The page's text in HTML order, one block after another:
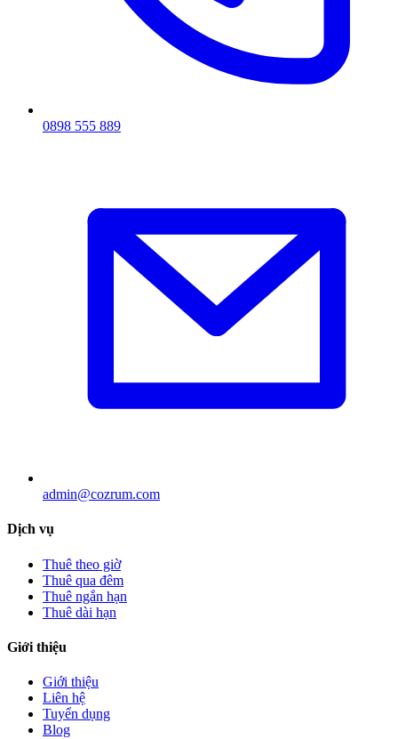
0898 555 889
admin@cozrum.com
Dịch vụ
Thuê theo giờ
Thuê qua đêm
Thuê ngắn hạn
Thuê dài hạn
Giới thiệu
Giới thiệu
Liên hệ
Tuyển dụng
Blog